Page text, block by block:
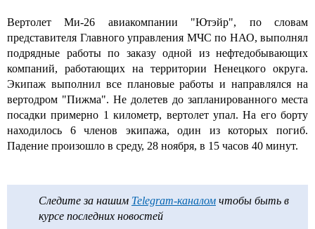
Вертолет Ми-26 авиакомпании "Ютэйр", по словам
представителя Главного управления МЧС по НАО, выполнял
подрядные работы по заказу одной из нефтедобывающих
компаний, работающих на территории Ненецкого округа.
Экипаж выполнил все плановые работы и направлялся на
вертодром "Пижма". Не долетев до запланированного места
посадки примерно 1 километр, вертолет упал. На его борту
находилось 6 членов экипажа, один из которых погиб.
Падение произошло в среду, 28 ноября, в 15 часов 40 минут.
Следите за нашим Telegram-каналом чтобы быть в
курсе последних новостей